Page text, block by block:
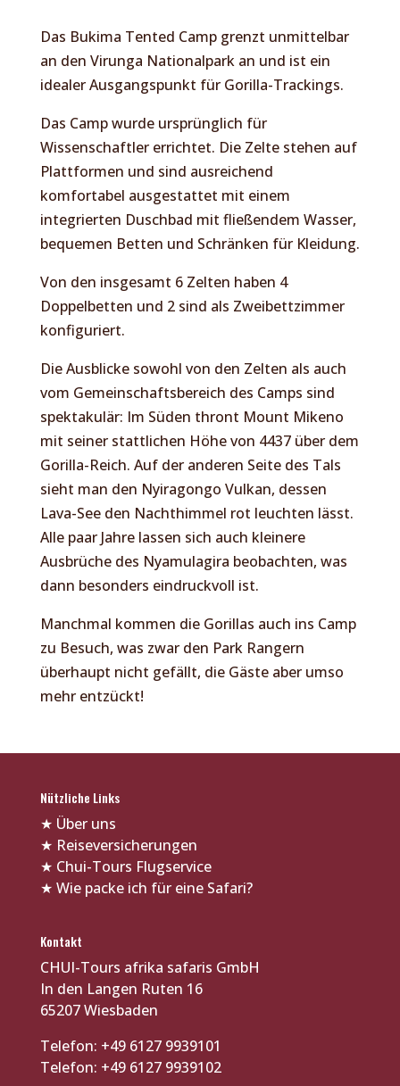
Das Bukima Tented Camp grenzt unmittelbar
an den Virunga Nationalpark an und ist ein
idealer Ausgangspunkt für Gorilla-Trackings.
Das Camp wurde ursprünglich für
Wissenschaftler errichtet. Die Zelte stehen auf
Plattformen und sind ausreichend
komfortabel ausgestattet mit einem
integrierten Duschbad mit fließendem Wasser,
bequemen Betten und Schränken für Kleidung.
Von den insgesamt 6 Zelten haben 4
Doppelbetten und 2 sind als Zweibettzimmer
konfiguriert.
Die Ausblicke sowohl von den Zelten als auch
vom Gemeinschaftsbereich des Camps sind
spektakulär: Im Süden thront Mount Mikeno
mit seiner stattlichen Höhe von 4437 über dem
Gorilla-Reich. Auf der anderen Seite des Tals
sieht man den Nyiragongo Vulkan, dessen
Lava-See den Nachthimmel rot leuchten lässt.
Alle paar Jahre lassen sich auch kleinere
Ausbrüche des Nyamulagira beobachten, was
dann besonders eindruckvoll ist.
Manchmal kommen die Gorillas auch ins Camp
zu Besuch, was zwar den Park Rangern
überhaupt nicht gefällt, die Gäste aber umso
mehr entzückt!
Nützliche Links
★ Über uns
★ Reiseversicherungen
★ Chui-Tours Flugservice
★ Wie packe ich für eine Safari?
Kontakt
CHUI-Tours afrika safaris GmbH
In den Langen Ruten 16
65207 Wiesbaden
Telefon: +49 6127 9939101
Telefon: +49 6127 9939102